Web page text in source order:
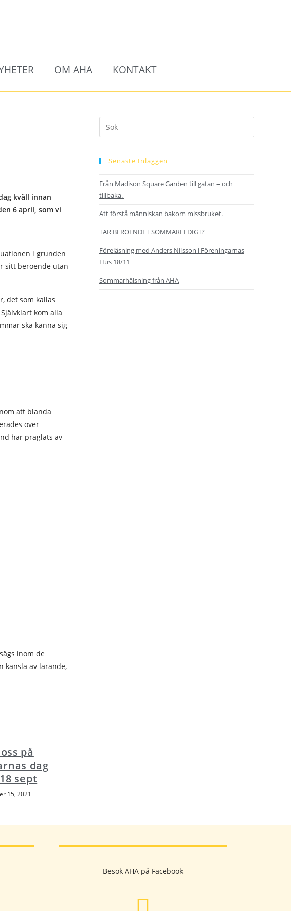
OM AHA KONTAKT
kväll innan
6 april, som vi
i grunden
sitt beroende utan
det som kallas
kom alla
ska känna sig
att blanda
över
har präglats av
inom de
känsla av lärande,
på
dag
sept
15, 2021
Senaste Inläggen
Från Madison Square Garden till gatan – och
tillbaka.
Att förstå människan bakom missbruket.
TAR BEROENDET SOMMARLEDIGT?
Föreläsning med Anders Nilsson i Föreningarnas
Hus 18/11
Sommarhälsning från AHA
Besök AHA på Facebook